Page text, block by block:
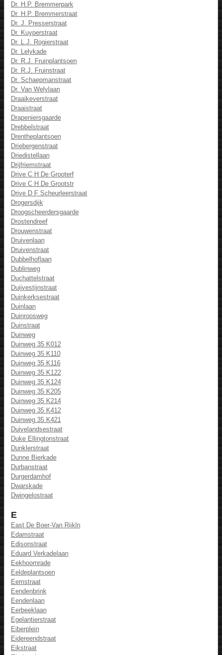
Dr. H.P. Bremmerpark
Dr. H.P. Bremmerstraat
Dr. J. Presserstraat
Dr. Kuyperstraat
Dr. L.J. Rogierstraat
Dr. Lelykade
Dr. R.J. Fruinplantsoen
Dr. R.J. Fruinstraat
Dr. Schaepmanstraat
Dr. Van Welylaan
Draaikeverstraat
Draaistraat
Drapeniersgaarde
Drebbelstraat
Drentheplantsoen
Driebergenstraat
Driedistellaan
Drijfriemstraat
Drive C H De Grooterf
Drive C H De Grootstr
Drive D F Scheurleerstraat
Drogersdijk
Droogscheerdersgaarde
Drostendreef
Drouwenstraat
Druivenlaan
Druivenstraat
Dubbelhoflaan
Dublinweg
Duchattelstraat
Duijvestijnstraat
Duinkerksestraat
Duinlaan
Duinroosweg
Duinstraat
Duinweg
Duinweg 35 K012
Duinweg 35 K110
Duinweg 35 K116
Duinweg 35 K122
Duinweg 35 K124
Duinweg 35 K205
Duinweg 35 K214
Duinweg 35 K412
Duinweg 35 K421
Duivelandsestraat
Duke Ellingtonstraat
Dunklerstraat
Dunne Bierkade
Durbanstraat
Durgerdamhof
Dwarskade
Dwingelostraat
E
East De Boer-Van Rijkln
Edamstraat
Edisonstraat
Eduard Verkadelaan
Eekhoornrade
Eeldeplantsoen
Eemstraat
Eendenbrink
Eendenlaan
Eerbeeklaan
Egelantierstraat
Eiberplein
Eidereendstraat
Eikstraat